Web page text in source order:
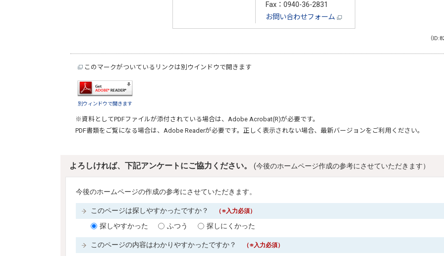
Fax：0940-36-2831
お問い合わせフォーム
（
このマークがついているリンクは別ウインドウで開きます
別ウィンドウで開きます
※資料としてPDFファイルが添付されている場合は、 Adobe Acrobat(R)が必要です。
PDF書類をご覧になる場合は、 Adobe Readerが必要です。正しく表示されない場合、最新バージョンをご利用ください。